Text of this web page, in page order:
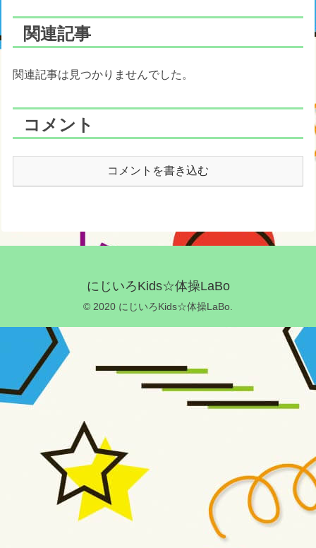
関連記事
関連記事は見つかりませんでした。
コメント
コメントを書き込む
にじいろKids☆体操LaBo
© 2020 にじいろKids☆体操LaBo.